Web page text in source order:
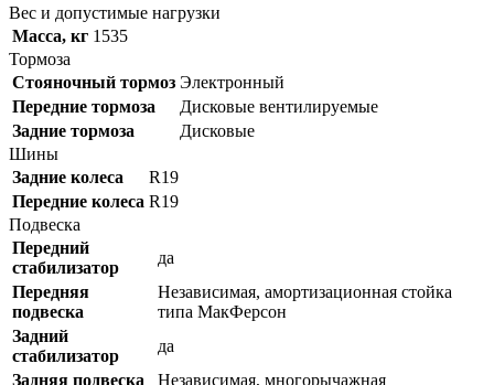
Вес и допустимые нагрузки
Масса, кг 1535
Тормоза
Стояночный тормоз Электронный
Передние тормоза
Дисковые вентилируемые
Задние тормоза
Дисковые
Шины
Задние колеса
R19
Передние колеса R19
Подвеска
Передний
стабилизатор
да
Передняя
подвеска
Независимая, амортизационная стойка
типа МакФерсон
Задний
стабилизатор
да
Задняя подвеска
Независимая, многорычажная